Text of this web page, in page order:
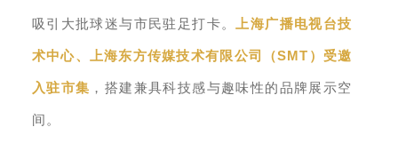
吸引大批球迷与市民驻足打卡。 上海广播电视台技
术中心、上海东方传媒技术有限公司（SMT ）受邀
入驻市集 ，搭建兼具科技感与趣味性的品牌展示空
间。